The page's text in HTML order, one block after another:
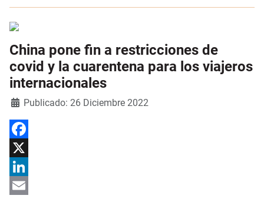
China pone fin a restricciones de
covid y la cuarentena para los viajeros
internacionales
Detalles
Publicado: 26 Diciembre 2022
Facebook
X
LinkedIn